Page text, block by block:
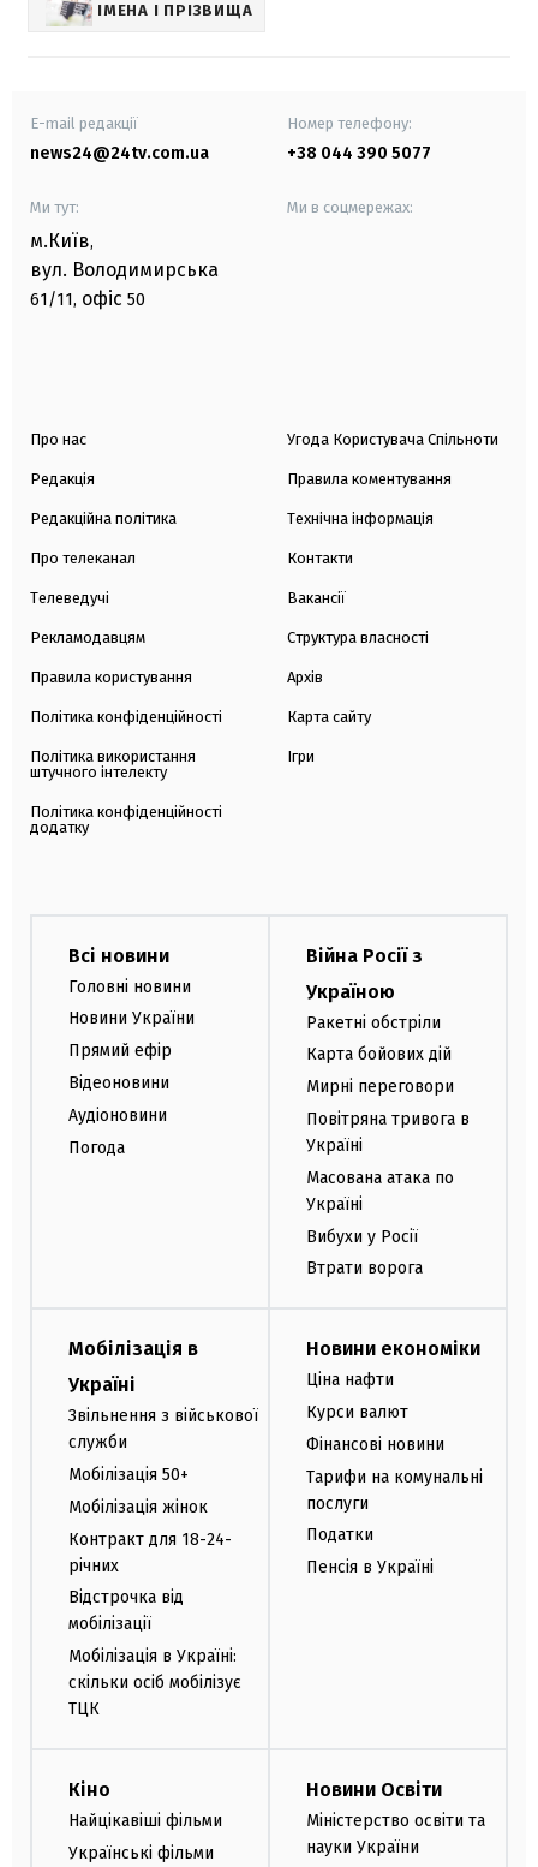
ІМЕНА І ПРІЗВИЩА
E-mail редакції
news24@24tv.com.ua
Номер телефону:
+38 044 390 5077
Ми тут:
м.Київ,
вул. Володимирська
61/11, офіс 50
Ми в соцмережах:
Про нас
Редакція
Редакційна політика
Про телеканал
Телеведучі
Рекламодавцям
Правила користування
Політика конфіденційності
Політика використання
штучного інтелекту
Політика конфіденційності
додатку
Угода Користувача Спільноти
Правила коментування
Технічна інформація
Контакти
Вакансії
Структура власності
Архів
Карта сайту
Ігри
Всі новини
Головні новини
Новини України
Прямий ефір
Відеоновини
Аудіоновини
Погода
Війна Росії з
Україною
Ракетні обстріли
Карта бойових дій
Мирні переговори
Повітряна тривога в
Україні
Масована атака по
Україні
Вибухи у Росії
Втрати ворога
Мобілізація в
Україні
Звільнення з військової
служби
Мобілізація 50+
Мобілізація жінок
Контракт для 18-24-
річних
Відстрочка від
мобілізації
Мобілізація в Україні:
скільки осіб мобілізує
ТЦК
Новини економіки
Ціна нафти
Курси валют
Фінансові новини
Тарифи на комунальні
послуги
Податки
Пенсія в Україні
Кіно
Найцікавіші фільми
Українські фільми
Новини Освіти
Міністерство освіти та
науки України